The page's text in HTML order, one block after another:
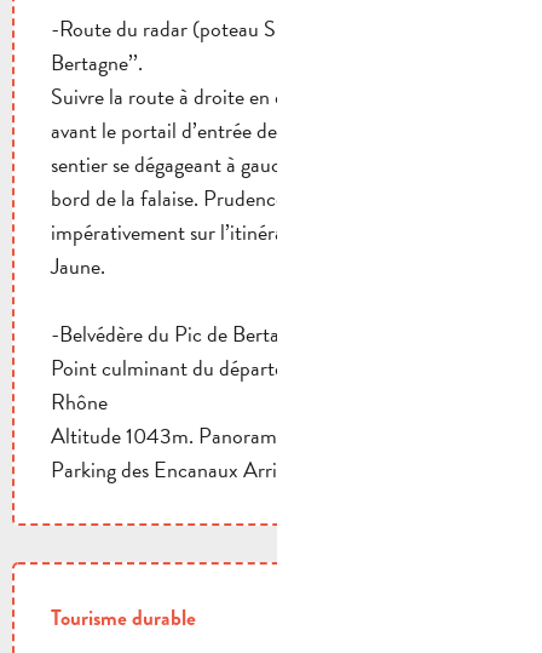
-Route du radar (poteau SB 29). Suivre ‘’Pic de
Bertagne’’.
Suivre la route à droite en direction du radar. Juste
avant le portail d’entrée des installations prendre le
sentier se dégageant à gauche pour atteindre le
bord de la falaise. Prudence et penser à rester
impérativement sur l’itinéraire balisé. Balisage
Jaune.
-Belvédère du Pic de Bertagne .
Point culminant du département des Bouches du
Rhône
Altitude 1043m. Panorama Parcours en ½ tour
Parking des Encanaux Arrivée.
Tourisme durable